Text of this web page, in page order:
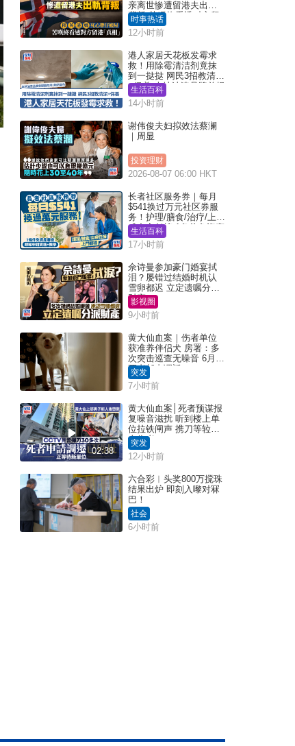
亲离世惨遭留港夫出轨
背叛 苦叹终看透对方留
港「真相」｜Juicy叮
时事热话
12小时前
港人家居天花板发霉求
救！用除霉清洁剂竟抹
到一挞挞 网民3招教清洁
+保养 本地油漆品牌曾提
醒勿用1物防变色
生活百科
14小时前
谢伟俊夫妇拟效法蔡澜
｜周显
投资理财
2026-08-07 06:00 HKT
长者社区服务券｜每月
$541换过万元社区券服
务！护理/膳食/治疗/上门
或中心任拣 1条件免资产
审查（附申请资格及教
学）
生活百科
17小时前
佘诗曼参加豪门婚宴拭
泪？屡错过结婚时机认
雪卵都迟 立定遗嘱分派
财产
影视圈
9小时前
黄大仙血案｜伤者单位
获准养伴侣犬 房署：多
次突击巡查无噪音 6月批
死者邨内调迁
突发
7小时前
02:38
黄大仙血案│死者预谋报
复噪音滋扰 听到楼上单
位拉铁闸声 携刀等䢂伏
击伤者
突发
12小时前
六合彩︱头奖800万搅珠
结果出炉 即刻入嚟对冧
巴！
社会
6小时前